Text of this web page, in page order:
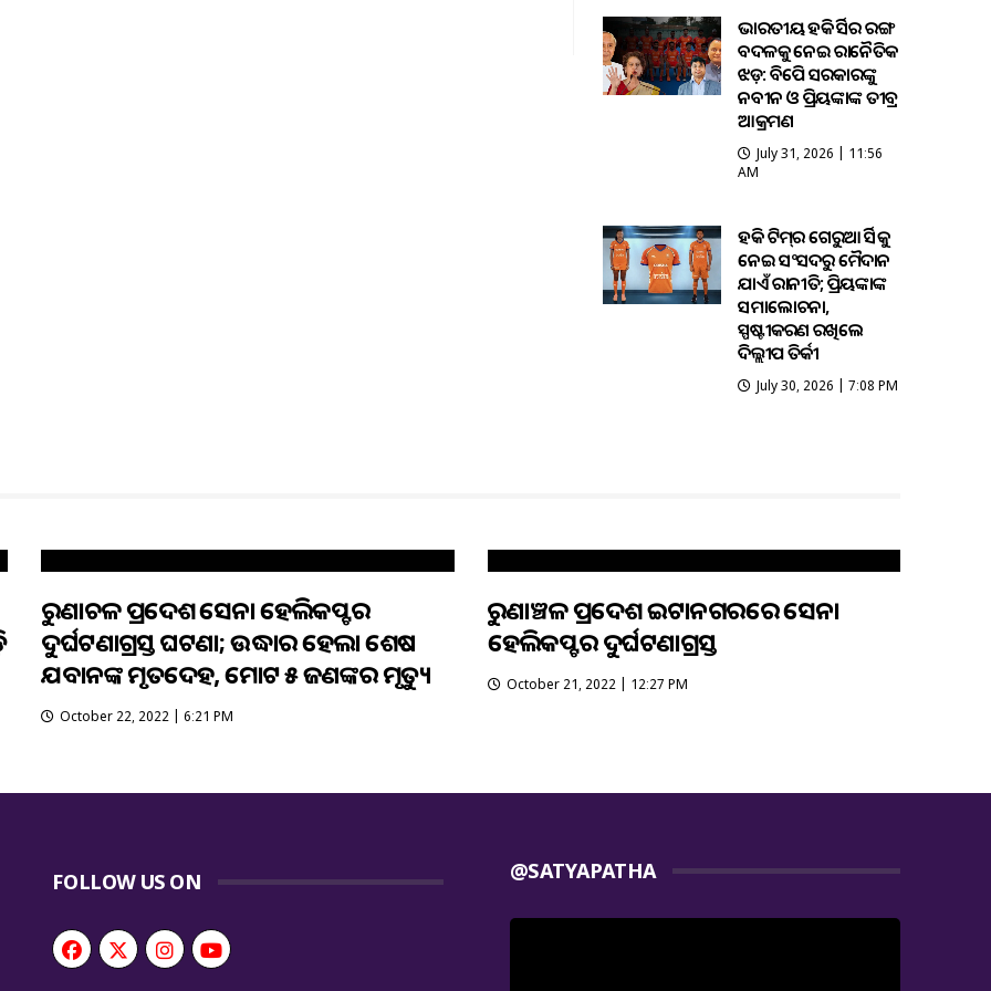
ଭାରତୀୟ ହକି ଜର୍ସିର ରଙ୍ଗ
ବଦଳକୁ ନେଇ ରାଜନୈତିକ
ଝଡ଼: ବିଜେପି ସରକାରଙ୍କୁ
ନବୀନ ଓ ପ୍ରିୟଙ୍କାଙ୍କ ତୀବ୍ର
ଆକ୍ରମଣ
July 31, 2026 | 11:56
AM
ହକି ଟିମ୍‌ର ଗେରୁଆ ଜର୍ସିକୁ
ନେଇ ସଂସଦରୁ ମୈଦାନ
ଯାଏଁ ରାଜନୀତି; ପ୍ରିୟଙ୍କାଙ୍କ
ସମାଲୋଚନା,
ସ୍ପଷ୍ଟୀକରଣ ରଖିଲେ
ଦିଲ୍ଲୀପ ତିର୍କୀ
July 30, 2026 | 7:08 PM
ଅରୁଣାଚଳ ପ୍ରଦେଶ ସେନା ହେଲିକପ୍ଟର
ଦୁର୍ଘଟଣାଗ୍ରସ୍ତ ଘଟଣା; ଉଦ୍ଧାର ହେଲା ଶେଷ
ଯବାନଙ୍କ ମୃତଦେହ, ମୋଟ ୫ ଜଣଙ୍କର ମୃତ୍ୟୁ
October 22, 2022 | 6:21 PM
ଅରୁଣାଞ୍ଚଳ ପ୍ରଦେଶ ଇଟାନଗରରେ ସେନା
ହେଲିକପ୍ଟର ଦୁର୍ଘଟଣାଗ୍ରସ୍ତ
October 21, 2022 | 12:27 PM
FOLLOW US ON @SATYAPATHA